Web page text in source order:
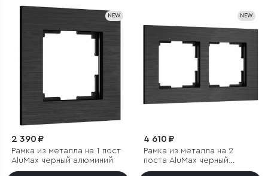
NEW
2 390 ₽
Рамка из металла на 1 пост
АluMax черный алюминий
NEW
4 610 ₽
Рамка из металла на 2
поста АluMax черный
алюминий